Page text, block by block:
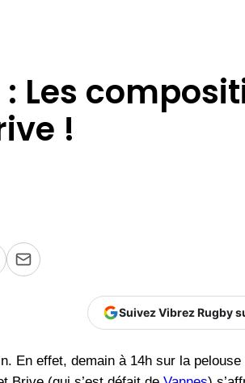
Les
!
Suivez Vibrez Rugby
En effet, demain à 14h sur la